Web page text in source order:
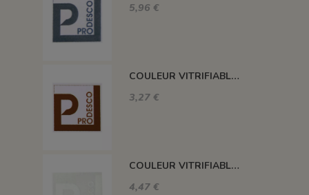
5,96 €
COULEUR VITRIFIABLE DÉCOR SANS PLOMB CHOCOLAT VA109
3,27 €
COULEUR VITRIFIABLE DÉCOR SANS PLOMB BLANC VA103
4,47 €